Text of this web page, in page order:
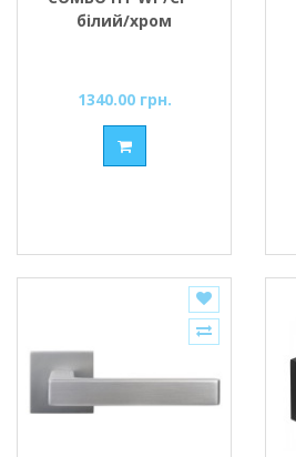
білий/хром
1340.00 грн.